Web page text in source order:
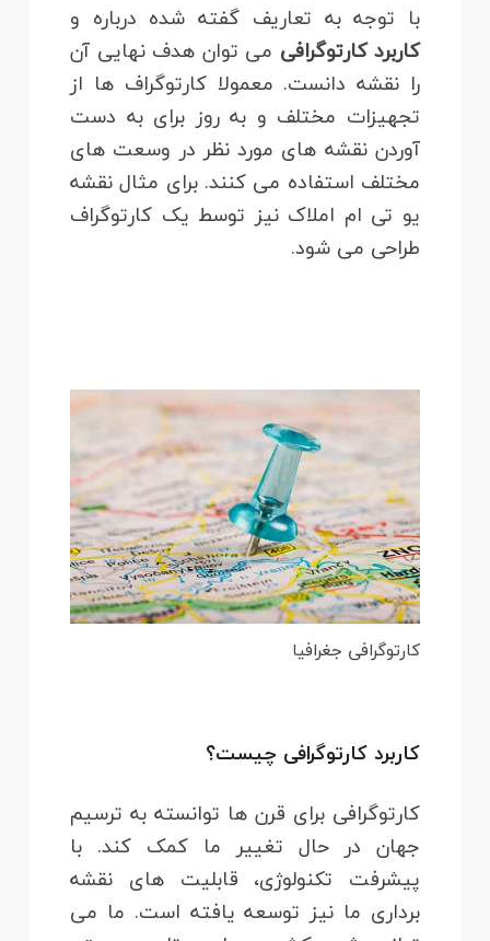
با توجه به تعاریف گفته شده درباره و
کاربرد کارتوگرافی می توان هدف نهایی آن
را نقشه دانست. معمولا کارتوگراف ها از
تجهیزات مختلف و به روز برای به دست
آوردن نقشه های مورد نظر در وسعت های
مختلف استفاده می کنند. برای مثال نقشه
یو تی ام املاک نیز توسط یک کارتوگراف
طراحی می شود.
کارتوگرافی جغرافیا
کاربرد کارتوگرافی چیست؟
کارتوگرافی برای قرن ها توانسته به ترسیم
جهان در حال تغییر ما کمک کند. با
پیشرفت تکنولوژی، قابلیت های نقشه
برداری ما نیز توسعه یافته است. ما می